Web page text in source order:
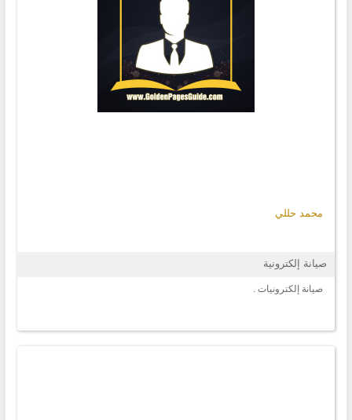
محمد حللي
صيانة إلكترونية
صيانة إلكترونيات .